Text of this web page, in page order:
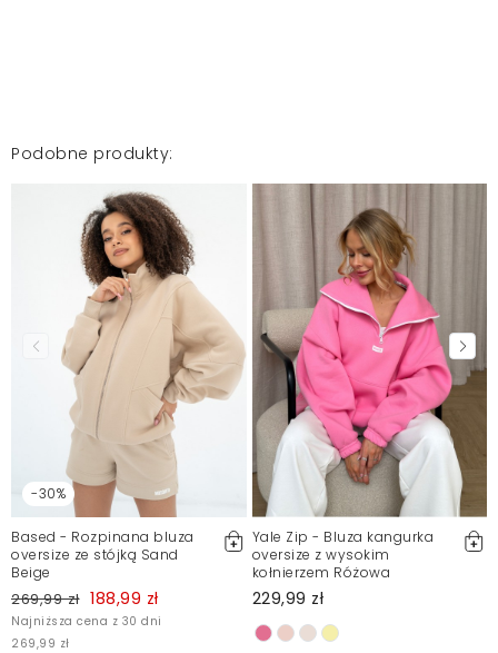
Podobne produkty:
-30%
Based - Rozpinana bluza
oversize ze stójką Sand
Beige
269,99 zł 188,99 zł
Najniższa cena z 30 dni
269,99 zł
Yale Zip - Bluza kangurka
oversize z wysokim
kołnierzem Różowa
229,99 zł